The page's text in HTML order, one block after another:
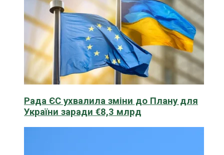
Рада ЄС ухвалила зміни до Плану для
України заради €8,3 млрд